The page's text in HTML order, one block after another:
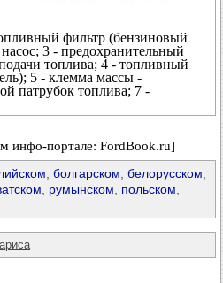
фильтр (бензиновый
3 - предохранительный
топлива; 4 - топливный
5 - клемма массы -
патрубок топлива; 7 -
инфо-портале: FordBook.ru]
болгарском белорусском
румынском польском